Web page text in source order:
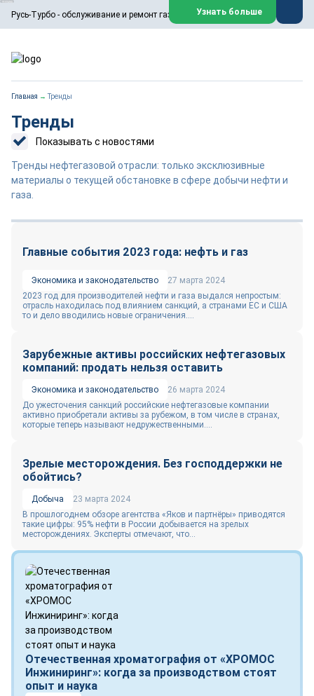
Русь-Турбо - обслуживание и ремонт газовых паровых турбин
ООО «Русь-Турбо» занимается сервисом газовых и паровых
турбин, комплексным ремонтом, восстановлением,
техническим обслуживанием оборудования ТЭС,
работают на нефтегазовых, нефтехимических,
металлургических и других предприятиях.
Реклама. ООО «Русь-Турбо», ИНН 7802588950
Перейти на сайт
Узнать больше
Главная →Тренды
Тренды
Показывать с новостями
Тренды нефтегазовой отрасли: только эксклюзивные
материалы о текущей обстановке в сфере добычи нефти и
газа.
Главные события 2023 года: нефть и газ
Экономика и законодательство
27 марта 2024
2023 год для производителей нефти и газа выдался непростым:
отрасль находилась под влиянием санкций, а странами ЕС и США
то и дело вводились новые ограничения....
Зарубежные активы российских нефтегазовых
компаний: продать нельзя оставить
Экономика и законодательство
26 марта 2024
До ужесточения санкций российские нефтегазовые компании
активно приобретали активы за рубежом, в том числе в странах,
которые теперь называют недружественными....
Зрелые месторождения. Без господдержки не
обойтись?
Добыча
23 марта 2024
В прошлогоднем обзоре агентства «Яков и партнёры» приводятся
такие цифры: 95% нефти в России добывается на зрелых
месторождениях. Эксперты отмечают, что...
Отечественная хроматография от «ХРОМОС
Инжиниринг»: когда за производством стоят
опыт и наука